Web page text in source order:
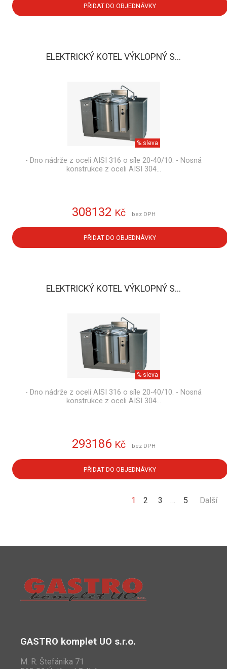
PŘIDAT DO OBJEDNÁVKY
ELEKTRICKÝ KOTEL VÝKLOPNÝ S...
% sleva
- Dno nádrže z oceli AISI 316 o síle 20-40/10. - Nosná
konstrukce z oceli AISI 304…
308132 Kč bez DPH
PŘIDAT DO OBJEDNÁVKY
ELEKTRICKÝ KOTEL VÝKLOPNÝ S...
% sleva
- Dno nádrže z oceli AISI 316 o síle 20-40/10. - Nosná
konstrukce z oceli AISI 304…
293186 Kč bez DPH
PŘIDAT DO OBJEDNÁVKY
1 2 3 … 5 Další
GASTRO komplet UO s.r.o.
M. R. Štefánika 71